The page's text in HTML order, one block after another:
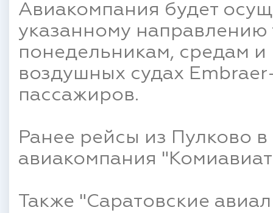
Авиакомпания будет
указанному
понедельникам, средам
воздушных судах
пассажиров.
Ранее рейсы из Пулково
авиакомпания
Также "Саратовские